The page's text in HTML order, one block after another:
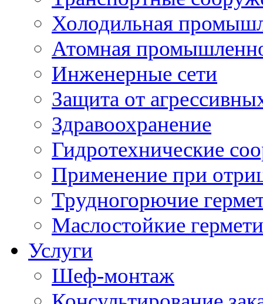
Холодильная
Атомная
Инженерные сети
Защита от
Здравоохранение
Гидротехнические
Применение при
Трудногорючие
Маслостойкие
Услуги
Шеф-монтаж